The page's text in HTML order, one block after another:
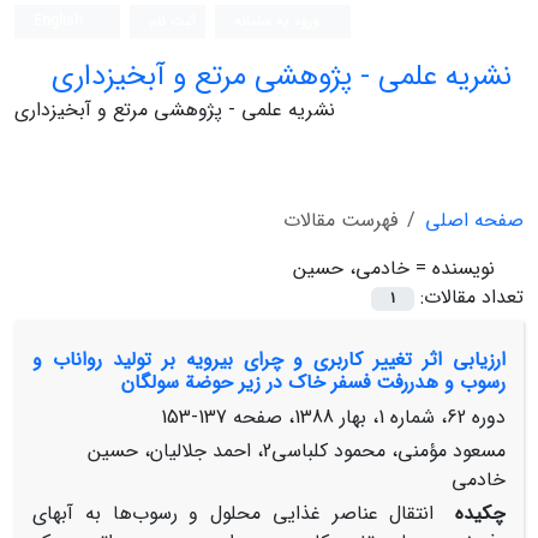
نشریه علمی - پژوهشی مرتع و آبخیزداری
نشریه علمی - پژوهشی مرتع و آبخیزداری
صفحه اصلی
فهرست مقالات
نویسنده = خادمی، حسین
تعداد مقالات:
1
ارزیابی اثر تغییر کاربری و چرای بیرویه بر تولید رواناب و
رسوب و هدررفت فسفر خاک در زیر حوضة سولگان
دوره 62، شماره 1، بهار 1388، صفحه
137-153
مسعود مؤمنی، محمود کلباسی2، احمد جلالیان، حسین
خادمی
چکیده
انتقال عناصر غذایی محلول و رسوب‌ها به آبهای